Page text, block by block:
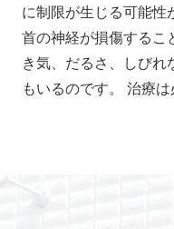
に制限が生じる可能性
首の神経が損傷するこ
き気、だるさ、しびれ
もいるのです。 治療